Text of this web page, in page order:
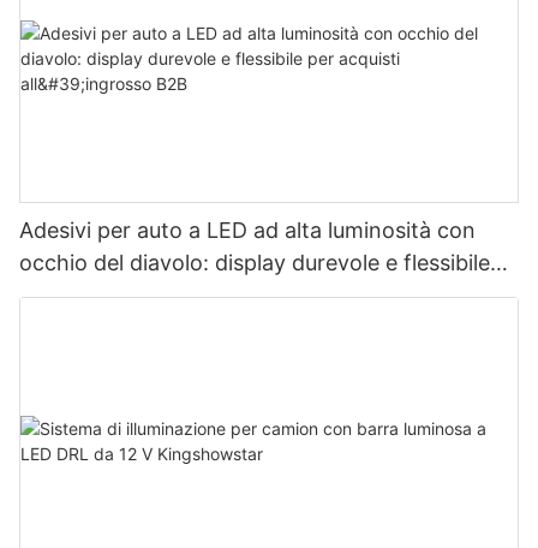
Adesivi per auto a LED ad alta luminosità con
occhio del diavolo: display durevole e flessibile
per acquisti all'ingrosso B2B